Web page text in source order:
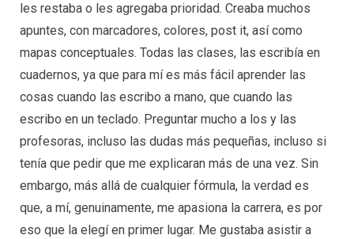
les restaba o les agregaba prioridad. Creaba muchos
apuntes, con marcadores, colores, post it, así como
mapas conceptuales. Todas las clases, las escribía en
cuadernos, ya que para mí es más fácil aprender las
cosas cuando las escribo a mano, que cuando las
escribo en un teclado. Preguntar mucho a los y las
profesoras, incluso las dudas más pequeñas, incluso si
tenía que pedir que me explicaran más de una vez. Sin
embargo, más allá de cualquier fórmula, la verdad es
que, a mí, genuinamente, me apasiona la carrera, es por
eso que la elegí en primer lugar. Me gustaba asistir a